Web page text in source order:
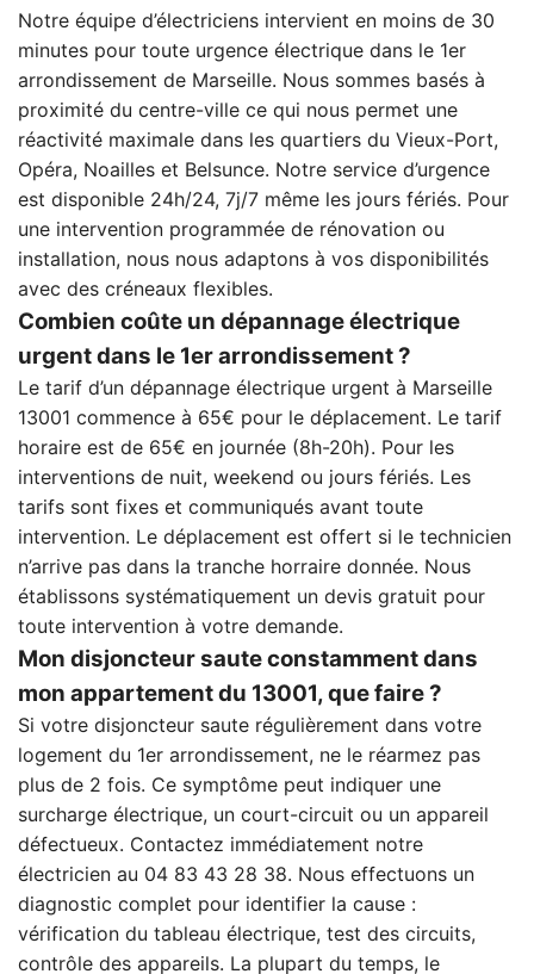
Notre équipe d’électriciens intervient en moins de 30
minutes pour toute urgence électrique dans le 1er
arrondissement de Marseille. Nous sommes basés à
proximité du centre-ville ce qui nous permet une
réactivité maximale dans les quartiers du Vieux-Port,
Opéra, Noailles et Belsunce. Notre service d’urgence
est disponible 24h/24, 7j/7 même les jours fériés. Pour
une intervention programmée de rénovation ou
installation, nous nous adaptons à vos disponibilités
avec des créneaux flexibles.
Combien coûte un dépannage électrique
urgent dans le 1er arrondissement ?
Le tarif d’un dépannage électrique urgent à Marseille
13001 commence à 65€ pour le déplacement. Le tarif
horaire est de 65€ en journée (8h-20h). Pour les
interventions de nuit, weekend ou jours fériés. Les
tarifs sont fixes et communiqués avant toute
intervention. Le déplacement est offert si le technicien
n’arrive pas dans la tranche horraire donnée. Nous
établissons systématiquement un devis gratuit pour
toute intervention à votre demande.
Mon disjoncteur saute constamment dans
mon appartement du 13001, que faire ?
Si votre disjoncteur saute régulièrement dans votre
logement du 1er arrondissement, ne le réarmez pas
plus de 2 fois. Ce symptôme peut indiquer une
surcharge électrique, un court-circuit ou un appareil
défectueux. Contactez immédiatement notre
électricien au 04 83 43 28 38. Nous effectuons un
diagnostic complet pour identifier la cause :
vérification du tableau électrique, test des circuits,
contrôle des appareils. La plupart du temps, le